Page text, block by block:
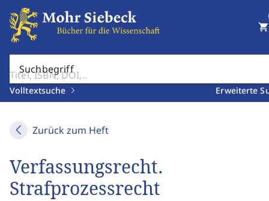
Suchbegriff
Volltextsuche Erweiterte
shopping_cart
Zurück zum Heft
Verfassungsrecht.
Strafprozessrecht